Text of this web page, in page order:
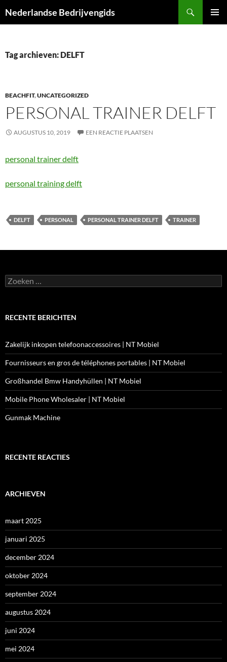
naar
Nederlandse Bedrijvengids
Tag archieven: DELFT
BEACHFIT,UNCATEGORIZED
PERSONAL TRAINER DELFT
AUGUSTUS 10, 2019 EEN REACTIE PLAATSEN
personal trainer delft
personal training delft
DELFT PERSONAL PERSONAL TRAINER DELFT TRAINER
Zoeken
naar:
RECENTE BERICHTEN
Zakelijk inkopen telefoonaccessoires | NT Mobiel
Fournisseurs en gros de téléphones portables | NT Mobiel
Großhandel Bmw Handyhüllen | NT Mobiel
Mobile Phone Wholesaler | NT Mobiel
Gunmak Machine
RECENTE REACTIES
ARCHIEVEN
maart 2025
januari 2025
december 2024
oktober 2024
september 2024
augustus 2024
juni 2024
mei 2024